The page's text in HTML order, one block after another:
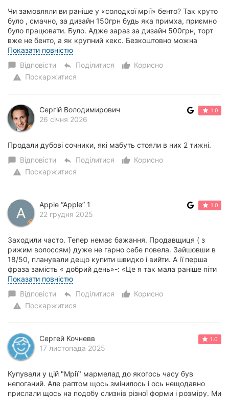
Чи замовляли ви раніше у «солодкої мрії» бенто? Так круто
було , смачно, за дизайн 150грн будь яка примха, приємно
було працювати. Було. Адже зараз за дизайн 500грн, торт
вже не бенто, а як крупний кекс. Безкоштовно можна
написати просто «happy birth...
Показати повністю
chat_bubble Відповісти reply Поділитися thumb_up_alt
Корисно
warning Поскаржитися
Сергій Володимирович
26 січня 2026
1.0
Продали дубові сочники, які мабуть стояли в них 2 тижні.
chat_bubble Відповісти reply Поділитися thumb_up_alt
Корисно
warning Поскаржитися
Apple “Apple” 1
22 грудня 2025
1.0
Заходили часто. Тепер немає бажання. Продавщиця ( з
рижим волоссям) дуже не гарно себе повела. Зайшовши в
18/50, планували дещо купити швидко і вийти. А ії перша
фраза замість « добрий день»-: «Це я так мала раніше піти
сьогодні». 🤯. Після почутого...
Показати повністю
chat_bubble Відповісти reply Поділитися thumb_up_alt
Корисно
warning Поскаржитися
Сергей Кочневв
17 листопада 2025
1.0
Купували у цій "Мрії" мармелад до якогось часу був
непоганий. Але раптом щось змінилось і ось нещодавно
прислали щось на подобу слизнів різної форми і розміру. Ми